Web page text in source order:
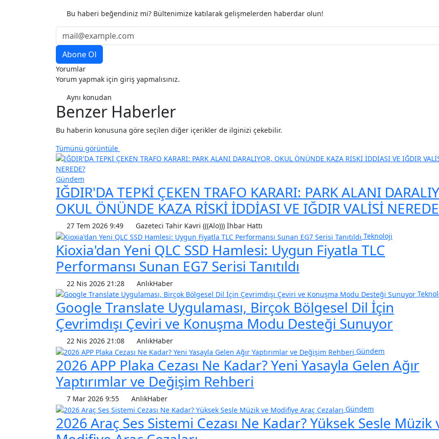
Bu haberi beğendiniz mi? Bültenimize katılarak gelişmelerden haberdar olun!
Yorumlar
Yorum yapmak için giriş yapmalısınız.
Aynı konudan
Benzer Haberler
Bu haberin konusuna göre seçilen diğer içerikler de ilginizi çekebilir.
Tümünü görüntüle
Gündem
IĞDIR'DA TEPKİ ÇEKEN TRAFO KARARI: PARK ALANI
OKUL ÖNÜNDE KAZA RİSKİ İDDİASI VE IĞDIR VALİSİ
27 Tem 2026 9:49
Gazeteci Tahir Kavri (((Alo))) İhbar Hattı
Teknoloji
Kioxia'dan Yeni QLC SSD Hamlesi: Uygun Fiyatla TLC
Performansı Sunan EG7 Serisi Tanıtıldı
22 Nis 2026 21:28
AnlıkHaber
Google Translate Uygulaması, Birçok Bölgesel Dil İçin
Çevrimdışı Çeviri ve Konuşma Modu Desteği Sunuyor
22 Nis 2026 21:08
AnlıkHaber
Gündem
2026 APP Plaka Cezası Ne Kadar? Yeni Yasayla Gelen Ağır
Yaptırımlar ve Değişim Rehberi
7 Mar 2026 9:55
AnlıkHaber
Gündem
2026 Araç Ses Sistemi Cezası Ne Kadar? Yüksek Sesle Müzik